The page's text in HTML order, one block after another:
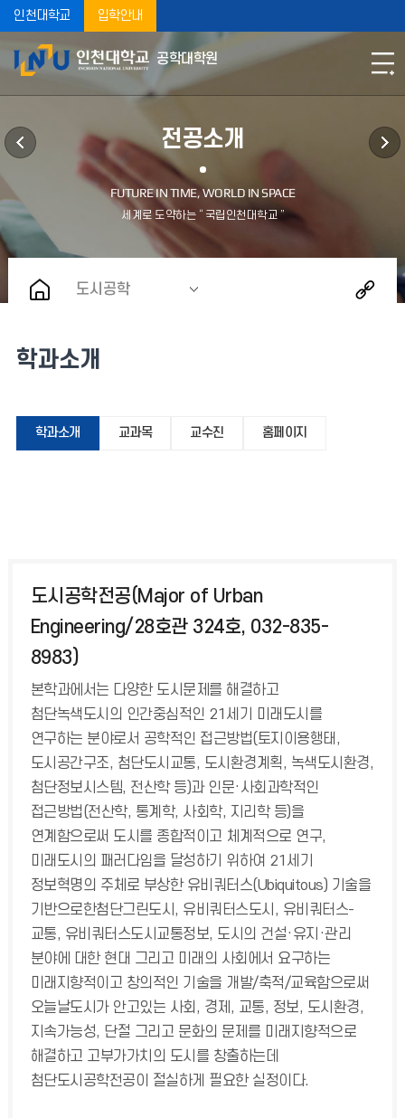
인천대학교 입학안내
공학대학원
전공소개
도시공학
학과소개
학과소개 교과목 교수진 홈페이지
도시공학전공(Major of Urban
Engineering/28호관 324호, 032-835-
8983)
본학과에서는 다양한 도시문제를 해결하고
첨단녹색도시의 인간중심적인 21세기 미래도시를
연구하는 분야로서 공학적인 접근방법(토지이용행태,
도시공간구조, 첨단도시교통, 도시환경계획, 녹색도시환경,
첨단정보시스템, 전산학 등)과 인문·사회과학적인
접근방법(전산학, 통계학, 사회학, 지리학 등)을
연계함으로써 도시를 종합적이고 체계적으로 연구,
미래도시의 패러다임을 달성하기 위하여 21세기
정보혁명의 주체로 부상한 유비쿼터스(Ubiquitous) 기술을
기반으로한첨단그린도시, 유비쿼터스도시, 유비쿼터스-
교통, 유비쿼터스도시교통정보, 도시의 건설·유지·관리
분야에 대한 현대 그리고 미래의 사회에서 요구하는
미래지향적이고 창의적인 기술을 개발/축적/교육함으로써
오늘날도시가 안고있는 사회, 경제, 교통, 정보, 도시환경,
지속가능성, 단절 그리고 문화의 문제를 미래지향적으로
해결하고 고부가가치의 도시를 창출하는데
첨단도시공학전공이 절실하게 필요한 실정이다.